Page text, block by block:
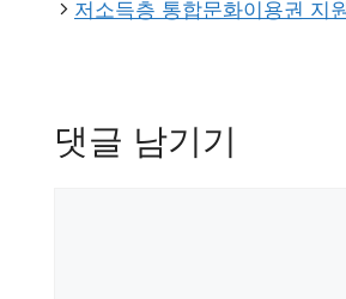
저소득층 통합문화이용권 지
댓글 남기기